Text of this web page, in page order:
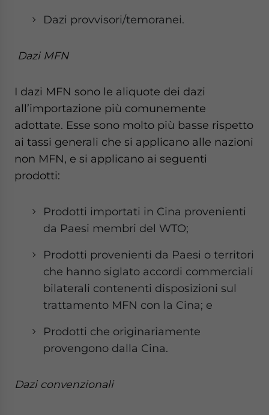
Dazi provvisori/temoranei.
Dazi MFN
I dazi MFN sono le aliquote dei dazi
all’importazione più comunemente
adottate. Esse sono molto più basse rispetto
ai tassi generali che si applicano alle nazioni
non MFN, e si applicano ai seguenti
prodotti:
Prodotti importati in Cina provenienti
da Paesi membri del WTO;
Prodotti provenienti da Paesi o territori
che hanno siglato accordi commerciali
bilaterali contenenti disposizioni sul
trattamento MFN con la Cina; e
Prodotti che originariamente
provengono dalla Cina.
Dazi convenzionali